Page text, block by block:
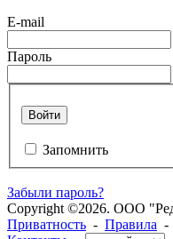
E-mail
Пароль
Войти
Запомнить
Забыли пароль?
Copyright ©2026. ООО
Приватность - Правила -